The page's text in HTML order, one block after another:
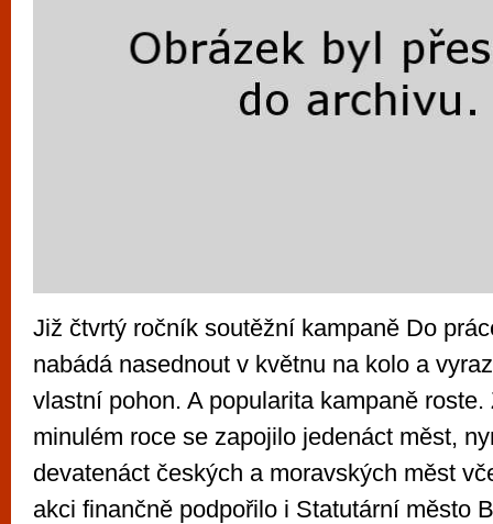
Již čtvrtý ročník soutěžní kampaně Do
nabádá nasednout v květnu na kolo a
vlastní pohon. A popularita kampaně roste.
minulém roce se zapojilo jedenáct měst,
devatenáct českých a moravských měst
akci finančně podpořilo i Statutární město